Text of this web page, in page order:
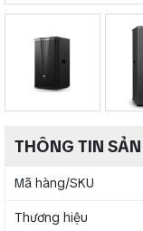
THÔNG TIN
Mã hàng/SKU
Thương hiệu